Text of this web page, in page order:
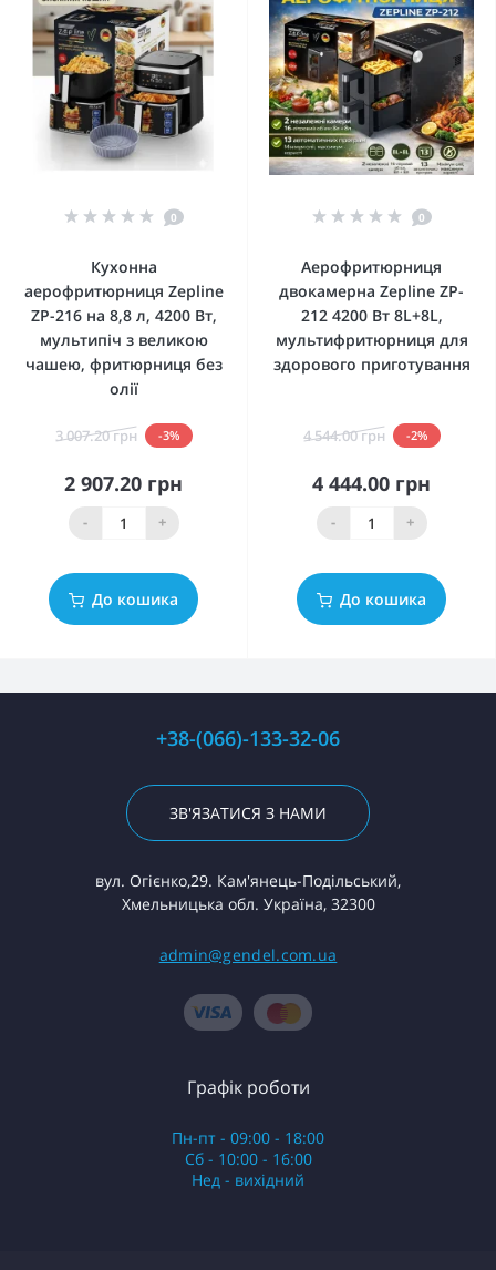
0
Кухонна
аерофритюрниця Zepline
ZP-216 на 8,8 л, 4200 Вт,
мультипіч з великою
чашею, фритюрниця без
олії
3 007.20 грн -3%
2 907.20 грн
- +
До кошика
0
Аерофритюрниця
двокамерна Zepline ZP-
212 4200 Вт 8L+8L,
мультифритюрниця для
здорового приготування
4 544.00 грн -2%
4 444.00 грн
- +
До кошика
+38-(066)-133-32-06
ЗВ'ЯЗАТИСЯ З НАМИ
вул. Огієнко,29. Кам'янець-Подільський,
Хмельницька обл. Україна, 32300
admin@gendel.com.ua
Графік роботи
Пн-пт - 09:00 - 18:00
Сб - 10:00 - 16:00
Нед - вихідний